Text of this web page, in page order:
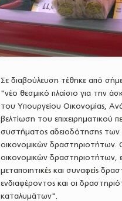
Σε διαβούλευση τέθηκε από
"νέο θεσμικό πλαίσιο για την
του Υπουργείου Οικονομίας,
βελτίωση του επιχειρηματικού
συστήματος αδειοδότησης των
οικονομικών δραστηριοτήτων.
οικονομικών δραστηριoτήτων,
μεταποιητικές και συναφείς
ενδιαφέροντος και οι
καταλυμάτων".